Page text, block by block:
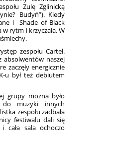
Zulę Zglinicką
Budyń”). Kiedy
i Shade of Black
rytm i krzyczała. W
zespołu Cartel.
absolwentów naszej
zaczęły energicznie
u był też debiutem
grupy można było
muzyki innych
zespołu zadbała
festiwalu dali się
cała sala ochoczo